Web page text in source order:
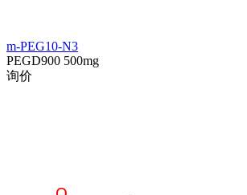
m-PEG10-N3
PEGD900 500mg
询价